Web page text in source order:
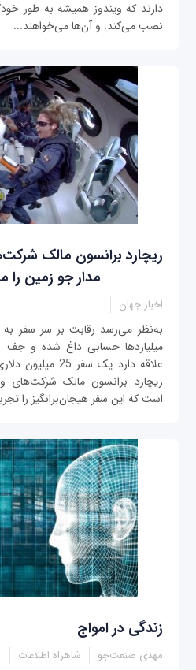
دارند که ویندوز همیشه به طور
نصب می‌کند. و آن‌ها می‌خواهند...
ریچارد برانسون مالک
مدار جو زمین را
اخبار جهان
به‌نظر می‌رسد رقابت بر سر سفر به
میلیاردها حسابی داغ شده و
علاقه دارد یک سفر
ریچارد برانسون مالک شرکت‌های
است که این سفر هیجان‌برانگیز را
زندگی در امواج
مهدی صنعت‌جو شاهراه اطلاعات